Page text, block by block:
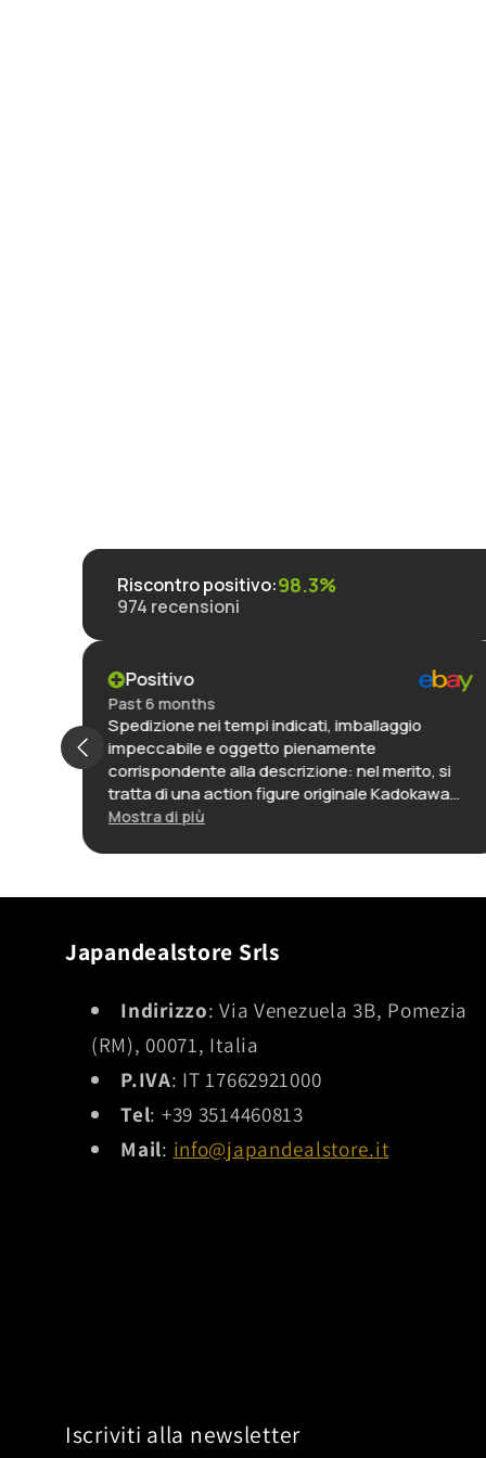
Riscontro positivo:98.3%
974 recensioni
Positivo
Past 6 months
Spedizione nei tempi indicati, imballaggio
impeccabile e oggetto pienamente
corrispondente alla descrizione: nel merito, si
tratta di una action figure originale Kadokawa
(linea KdColle) nella sua confezione
prezzo decisamente molto elevato.
Mostra di più
Japandealstore Srls
Indirizzo: Via Venezuela 3B, Pomezia
(RM), 00071, Italia
P.IVA: IT 17662921000
Tel: +39 3514460813
Mail: info@japandealstore.it
Iscriviti alla newsletter